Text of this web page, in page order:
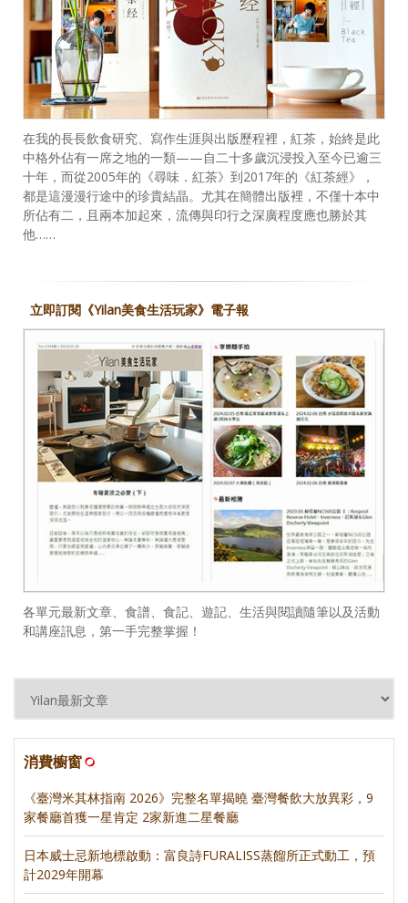
在我的長長飲食研究、寫作生涯與出版歷程裡，紅茶，始終是此
中格外佔有一席之地的一類——自二十多歲沉浸投入至今已逾三
十年，而從2005年的《尋味．紅茶》到2017年的《紅茶經》，
都是這漫漫行途中的珍貴結晶。尤其在簡體出版裡，不僅十本中
所佔有二，且兩本加起來，流傳與印行之深廣程度應也勝於其
他……
立即訂閱《Yilan美食生活玩家》電子報
各單元最新文章、食譜、食記、遊記、生活與閱讀隨筆以及活動
和講座訊息，第一手完整掌握！
消費櫥窗
《臺灣米其林指南 2026》完整名單揭曉 臺灣餐飲大放異彩，9
家餐廳首獲一星肯定 2家新進二星餐廳
日本威士忌新地標啟動：富良詩FURALISS蒸餾所正式動工，預
計2029年開幕